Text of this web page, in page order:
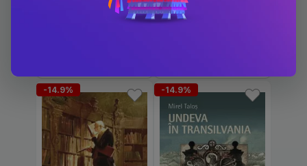
Martin Heidegger în
-14.9% -14.9%